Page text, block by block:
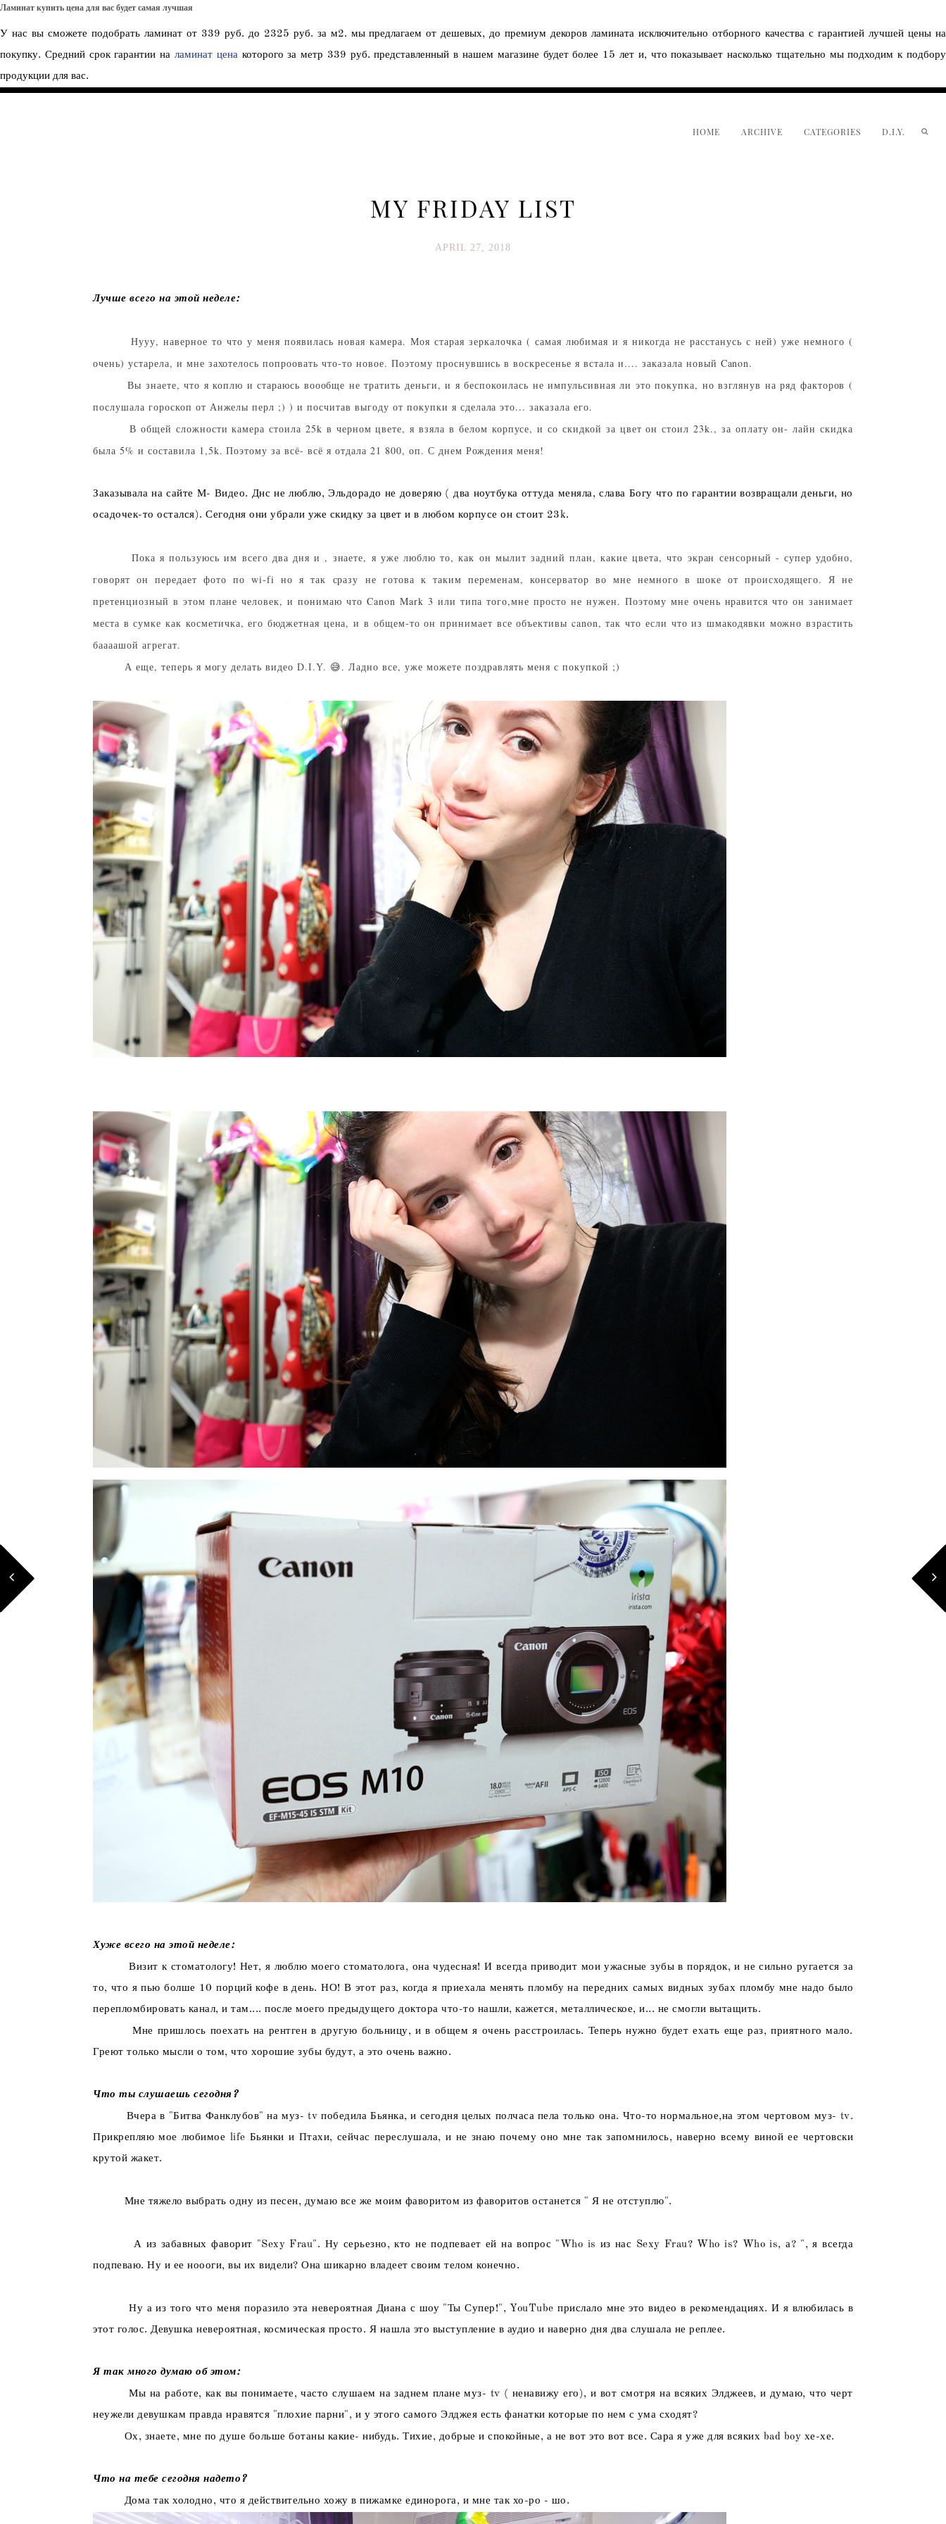
Ламинат купить цена для вас будет самая лучшая
У нас вы сможете подобрать ламинат от 339 руб. до 2325 руб. за м2. мы предлагаем от дешевых, до премиум декоров ламината исключительно отборного качества с гарантией лучшей цены на
покупку. Средний срок гарантии на ламинат ценакоторого за метр 339 руб. представленный в нашем магазине будет более 15 лет и, что показывает насколько тщательно мы подходим к подбору
продукции для вас.
HOME ARCHIVE CATEGORIES D.I.Y.
MY FRIDAY LIST
APRIL 27, 2018
Лучше всего на этой неделе:
Нууу, наверное то что у меня появилась новая камера. Моя старая зеркалочка ( самая любимая и я никогда не расстанусь с ней) уже немного (
очень) устарела, и мне захотелось попроовать что-то новое. Поэтому проснувшись в воскресенье я встала и.... заказала новый Canon.
Вы знаете, что я коплю и стараюсь воообще не тратить деньги, и я беспокоилась не импульсивная ли это покупка, но взглянув на ряд факторов (
послушала гороскоп от Анжелы перл ;) ) и посчитав выгоду от покупки я сделала это... заказала его.
В общей сложности камера стоила 25k в черном цвете, я взяла в белом корпусе, и со скидкой за цвет он стоил 23k., за оплату он- лайн скидка
была 5% и составила 1,5k. Поэтому за всё- всё я отдала 21 800, оп. С днем Рождения меня!
Заказывала на сайте М- Видео. Днс не люблю, Эльдорадо не доверяю ( два ноутбука оттуда меняла, слава Богу что по гарантии возвращали деньги, но
осадочек-то остался). Сегодня они убрали уже скидку за цвет и в любом корпусе он стоит 23k.
Пока я пользуюсь им всего два дня и , знаете, я уже люблю то, как он мылит задний план, какие цвета, что экран сенсорный - супер удобно,
говорят он передает фото по wi-fi но я так сразу не готова к таким переменам, консерватор во мне немного в шоке от происходящего. Я не
претенциозный в этом плане человек, и понимаю что Canon Mark 3 или типа того,мне просто не нужен. Поэтому мне очень нравится что он занимает
места в сумке как косметичка, его бюджетная цена, и в общем-то он принимает все объективы canon, так что если что из шмакодявки можно взрастить
баааашой агрегат.
А еще, теперь я могу делать видео D.I.Y. 😅. Ладно все, уже можете поздравлять меня с покупкой ;)
Хуже всего на этой неделе:
Визит к стоматологу! Нет, я люблю моего стоматолога, она чудесная! И всегда приводит мои ужасные зубы в порядок, и не сильно ругается за
то, что я пью болше 10 порций кофе в день. НО! В этот раз, когда я приехала менять пломбу на передних самых видных зубах пломбу мне надо было
перепломбировать канал, и там.... после моего предыдущего доктора что-то нашли, кажется, металлическое, и... не смогли вытащить.
Мне пришлось поехать на рентген в другую больницу, и в общем я очень расстроилась. Теперь нужно будет ехать еще раз, приятного мало.
Греют только мысли о том, что хорошие зубы будут, а это очень важно.
Что ты слушаешь сегодня?
Вчера в "Битва Фанклубов" на муз- tv победила Бьянка, и сегодня целых полчаса пела только она. Что-то нормальное,на этом чертовом муз- tv.
Прикрепляю мое любимое life Бьянки и Птахи, сейчас переслушала, и не знаю почему оно мне так запомнилось, наверно всему виной ее чертовски
крутой жакет.
Мне тяжело выбрать одну из песен, думаю все же моим фаворитом из фаворитов останется " Я не отступлю".
А из забавных фаворит "Sexy Frau". Ну серьезно, кто не подпевает ей на вопрос "Who is из нас Sexy Frau? Who is? Who is, а? ", я всегда
подпеваю. Ну и ее ноооги, вы их видели? Она шикарно владеет своим телом конечно.
Ну а из того что меня поразило эта невероятная Диана с шоу "Ты Супер!", YouTube прислало мне это видео в рекомендациях. И я влюбилась в
этот голос. Девушка невероятная, космическая просто. Я нашла это выступление в аудио и наверно дня два слушала не реплее.
Я так много думаю об этом:
Мы на работе, как вы понимаете, часто слушаем на заднем плане муз- tv ( ненавижу его), и вот смотря на всяких Элджеев, и думаю, что черт
неужели девушкам правда нравятся "плохие парни", и у этого самого Элджея есть фанатки которые по нем с ума сходят?
Ох, знаете, мне по душе больше ботаны какие- нибудь. Тихие, добрые и спокойные, а не вот это вот все. Сара я уже для всяких bad boy хе-хе.
Что на тебе сегодня надето?
Дома так холодно, что я действительно хожу в пижамке единорога, и мне так хо-ро - шо.